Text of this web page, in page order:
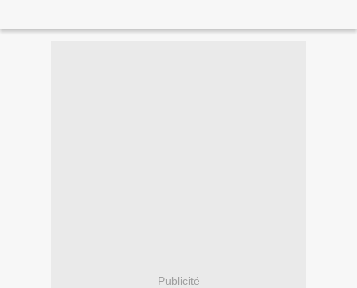
Publicité